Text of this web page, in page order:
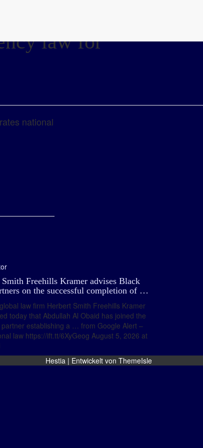
law for
national
Freehills Kramer advises Black
on the successful completion of …
law firm Herbert Smith Freehills Kramer
today that Abdullah Al Obaid has joined the
establishing a … from Google Alert –
law https://ift.tt/6XyGeog August 5, 2026 at
Hestia | Entwickelt von ThemeIsle